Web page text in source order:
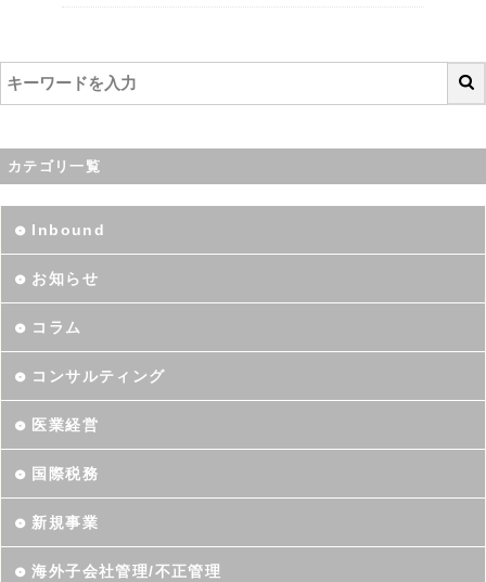
カテゴリ一覧
Inbound
お知らせ
コラム
コンサルティング
医業経営
国際税務
新規事業
海外子会社管理/不正管理